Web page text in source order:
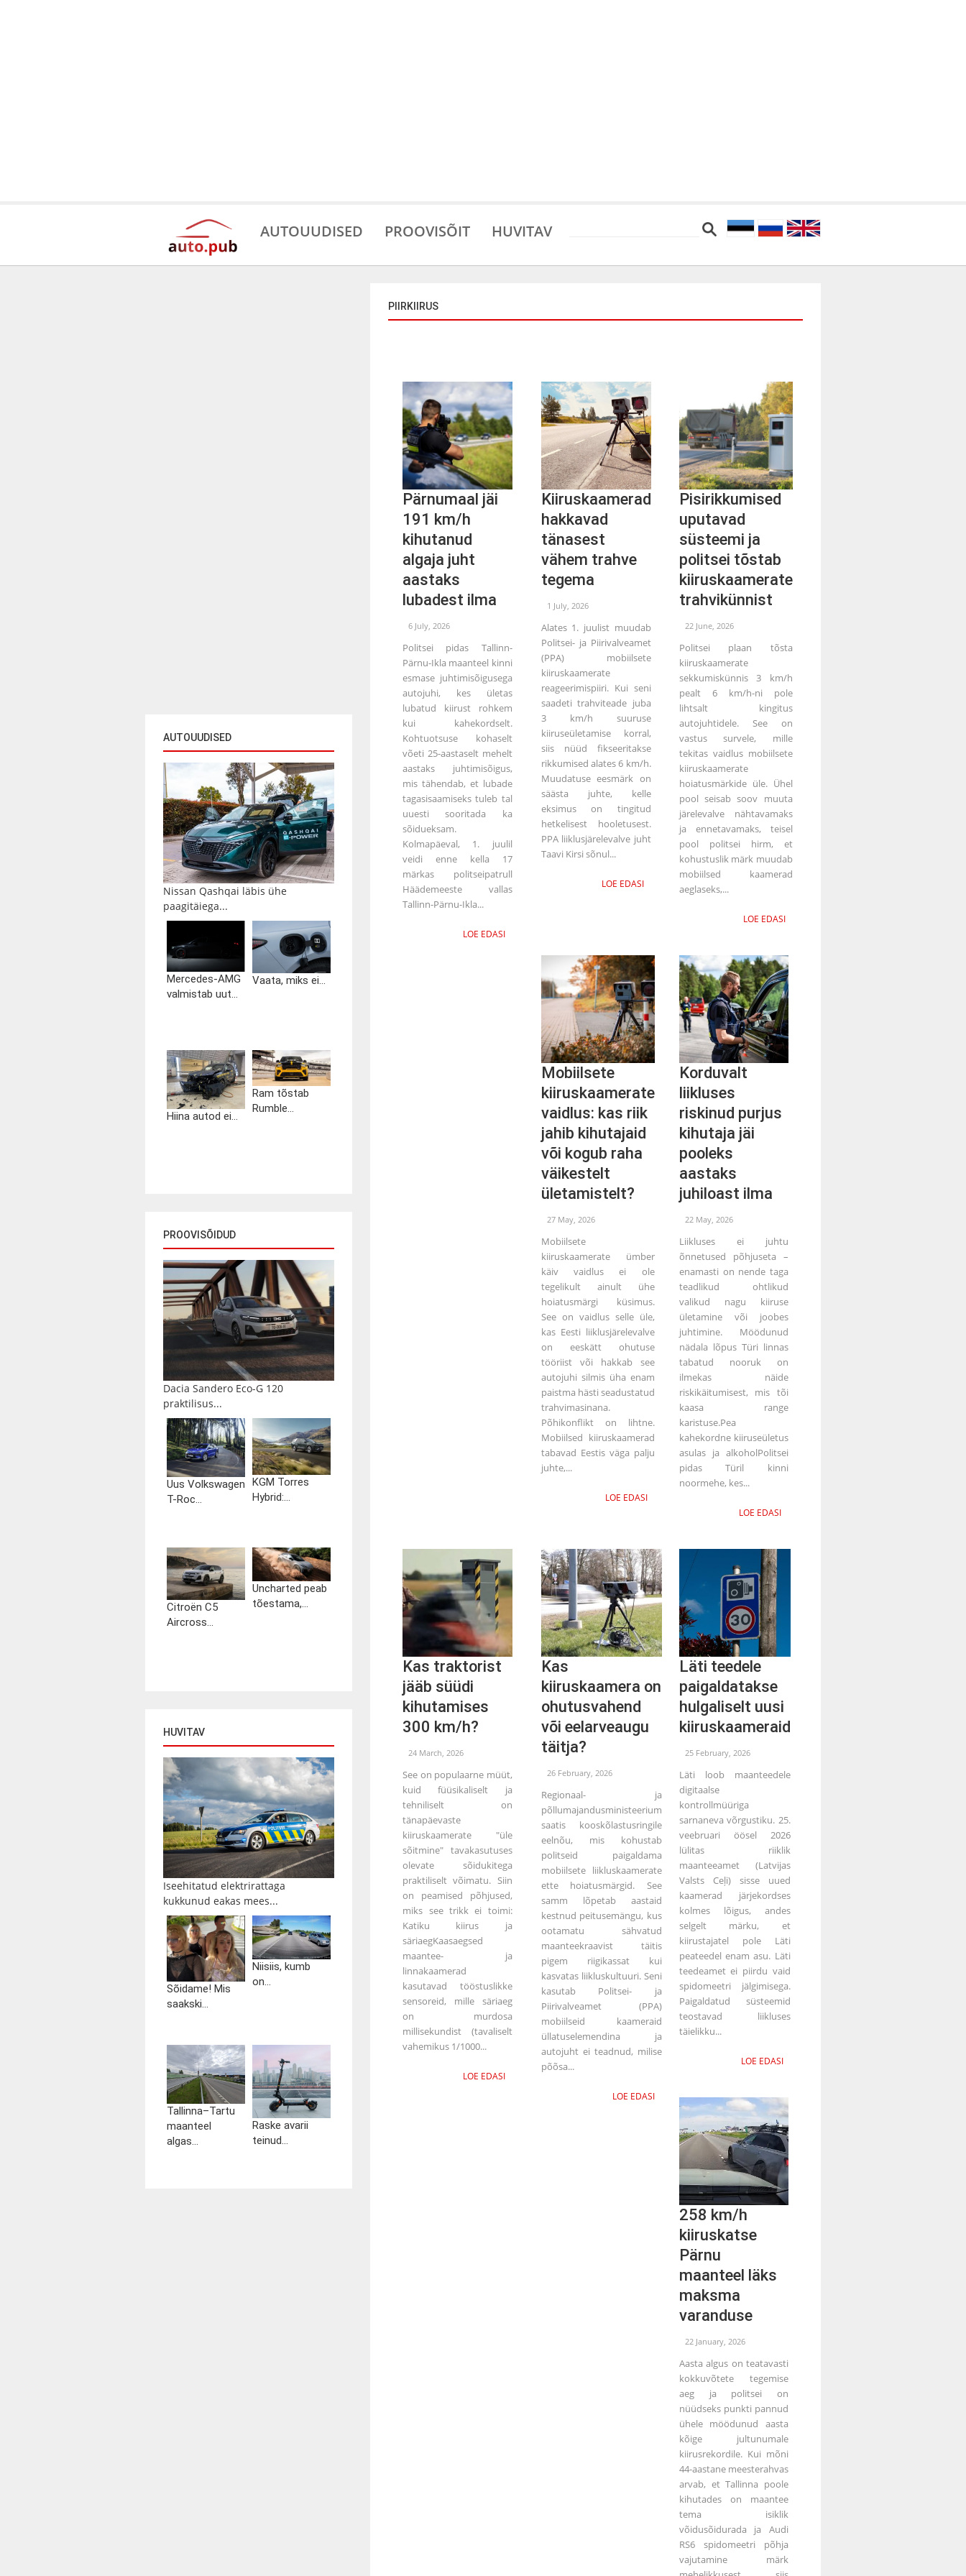
AUTOUUDISED PROOVISÕIT HUVITAV
AUTOUUDISED
Nissan Qashqai läbis ühe
paagitäiega...
Mercedes-AMG
valmistab uut...
Vaata, miks ei...
Hiina autod ei...
Ram tõstab
Rumble...
PROOVISÕIDUD
Dacia Sandero Eco-G 120
praktilisus...
Uus Volkswagen
T-Roc...
KGM Torres
Hybrid:...
Citroën C5
Aircross...
Uncharted peab
tõestama,...
HUVITAV
Iseehitatud elektrirattaga
kukkunud eakas mees...
Sõidame! Mis
saakski...
Niisiis, kumb
on...
Tallinna–Tartu
maanteel
algas...
Raske avarii
teinud...
PIIRKIIRUS
Pärnumaal jäi
191 km/h
kihutanud
algaja juht
aastaks
lubadest ilma
6 July, 2026
Politsei pidas Tallinn-
Pärnu-Ikla maanteel kinni
esmase juhtimisõigusega
autojuhi, kes ületas
lubatud kiirust rohkem
kui kahekordselt.
Kohtuotsuse kohaselt
võeti 25-aastaselt mehelt
aastaks juhtimisõigus,
mis tähendab, et lubade
tagasisaamiseks tuleb tal
uuesti sooritada ka
sõidueksam.
Kolmapäeval, 1. juulil
veidi enne kella 17
märkas politseipatrull
Häädemeeste vallas
Tallinn-Pärnu-Ikla...
LOE EDASI
Kiiruskaamerad
hakkavad
tänasest
vähem trahve
tegema
1 July, 2026
Alates 1. juulist muudab
Politsei- ja Piirivalveamet
(PPA) mobiilsete
kiiruskaamerate
reageerimispiiri. Kui seni
saadeti trahviteade juba
3 km/h suuruse
kiiruseületamise korral,
siis nüüd fikseeritakse
rikkumised alates 6 km/h.
Muudatuse eesmärk on
säästa juhte, kelle
eksimus on tingitud
hetkelisest hooletusest.
PPA liiklusjärelevalve juht
Taavi Kirsi sõnul...
LOE EDASI
Pisirikkumised
uputavad
süsteemi ja
politsei tõstab
kiiruskaamerate
trahvikünnist
22 June, 2026
Politsei plaan tõsta
kiiruskaamerate
sekkumiskünnis 3 km/h
pealt 6 km/h-ni pole
lihtsalt kingitus
autojuhtidele. See on
vastus survele, mille
tekitas vaidlus mobiilsete
kiiruskaamerate
hoiatusmärkide üle. Ühel
pool seisab soov muuta
järelevalve nähtavamaks
ja ennetavamaks, teisel
pool politsei hirm, et
kohustuslik märk muudab
mobiilsed kaamerad
aeglaseks,...
LOE EDASI
Mobiilsete
kiiruskaamerate
vaidlus: kas riik
jahib kihutajaid
või kogub raha
väikestelt
ületamistelt?
27 May, 2026
Mobiilsete
kiiruskaamerate ümber
käiv vaidlus ei ole
tegelikult ainult ühe
hoiatusmärgi küsimus.
See on vaidlus selle üle,
kas Eesti liiklusjärelevalve
on eeskätt ohutuse
tööriist või hakkab see
autojuhi silmis üha enam
paistma hästi seadustatud
trahvimasinana.
Põhikonflikt on lihtne.
Mobiilsed kiiruskaamerad
tabavad Eestis väga palju
juhte,...
LOE EDASI
Korduvalt
liikluses
riskinud purjus
kihutaja jäi
pooleks
aastaks
juhiloast ilma
22 May, 2026
Liikluses ei juhtu
õnnetused põhjuseta –
enamasti on nende taga
teadlikud ohtlikud
valikud nagu kiiruse
ületamine või joobes
juhtimine. Möödunud
nädala lõpus Türi linnas
tabatud nooruk on
ilmekas näide
riskikäitumisest, mis tõi
kaasa range
karistuse.Pea
kahekordne kiiruseületus
asulas ja alkoholPolitsei
pidas Türil kinni
noormehe, kes...
LOE EDASI
Kas traktorist
jääb süüdi
kihutamises
300 km/h?
24 March, 2026
See on populaarne müüt,
kuid füüsikaliselt ja
tehniliselt on
tänapäevaste
kiiruskaamerate "üle
sõitmine" tavakasutuses
olevate sõidukitega
praktiliselt võimatu. Siin
on peamised põhjused,
miks see trikk ei toimi:
Katiku kiirus ja
säriaegKaasaegsed
maantee- ja
linnakaamerad
kasutavad tööstuslikke
sensoreid, mille säriaeg
on murdosa
millisekundist (tavaliselt
vahemikus 1/1000...
LOE EDASI
Kas
kiiruskaamera on
ohutusvahend
või eelarveaugu
täitja?
26 February, 2026
Regionaal- ja
põllumajandusministeerium
saatis kooskõlastusringile
eelnõu, mis kohustab
politseid paigaldama
mobiilsete liikluskaamerate
ette hoiatusmärgid. See
samm lõpetab aastaid
kestnud peitusemängu, kus
ootamatu sähvatud
maanteekraavist täitis
pigem riigikassat kui
kasvatas liikluskultuuri. Seni
kasutab Politsei- ja
Piirivalveamet (PPA)
mobiilseid kaameraid
üllatuselemendina ja
autojuht ei teadnud, milise
põõsa...
LOE EDASI
Läti teedele
paigaldatakse
hulgaliselt uusi
kiiruskaameraid
25 February, 2026
Läti loob maanteedele
digitaalse
kontrollmüüriga
sarnaneva võrgustiku. 25.
veebruari öösel 2026
lülitas riiklik
maanteeamet (Latvijas
Valsts Ceļi) sisse uued
kaamerad järjekordses
kolmes lõigus, andes
selgelt märku, et
kiirustajatel pole Läti
peateedel enam asu. Läti
teedeamet ei piirdu vaid
spidomeetri jälgimisega.
Paigaldatud süsteemid
teostavad liikluses
täielikku...
LOE EDASI
258 km/h
kiiruskatse
Pärnu
maanteel läks
maksma
varanduse
22 January, 2026
Aasta algus on teatavasti
kokkuvõtete tegemise
aeg ja politsei on
nüüdseks punkti pannud
ühele möödunud aasta
kõige jultunumale
kiirusrekordile. Kui mõni
44-aastane meesterahvas
arvab, et Tallinna poole
kihutades on maantee
tema isiklik
võidusõidurada ja Audi
RS6 spidomeetri põhja
vajutamine märk